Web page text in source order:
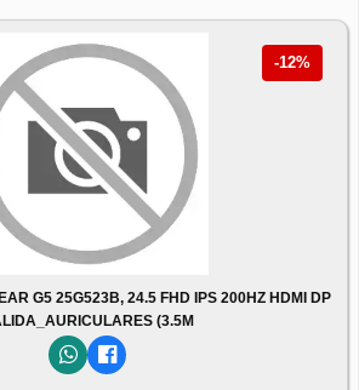
-12%
G5 25G523B, 24.5 FHD IPS 200HZ HDMI DP
(3.5M